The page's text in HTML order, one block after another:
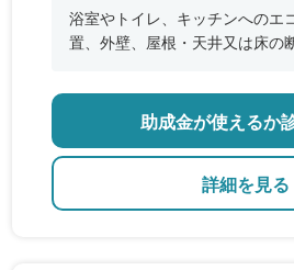
浴室やトイレ、キッチンへのエ
置、外壁、屋根・天井又は床の
のバリアフリー改修
詳細を見る
助成金が使えるか